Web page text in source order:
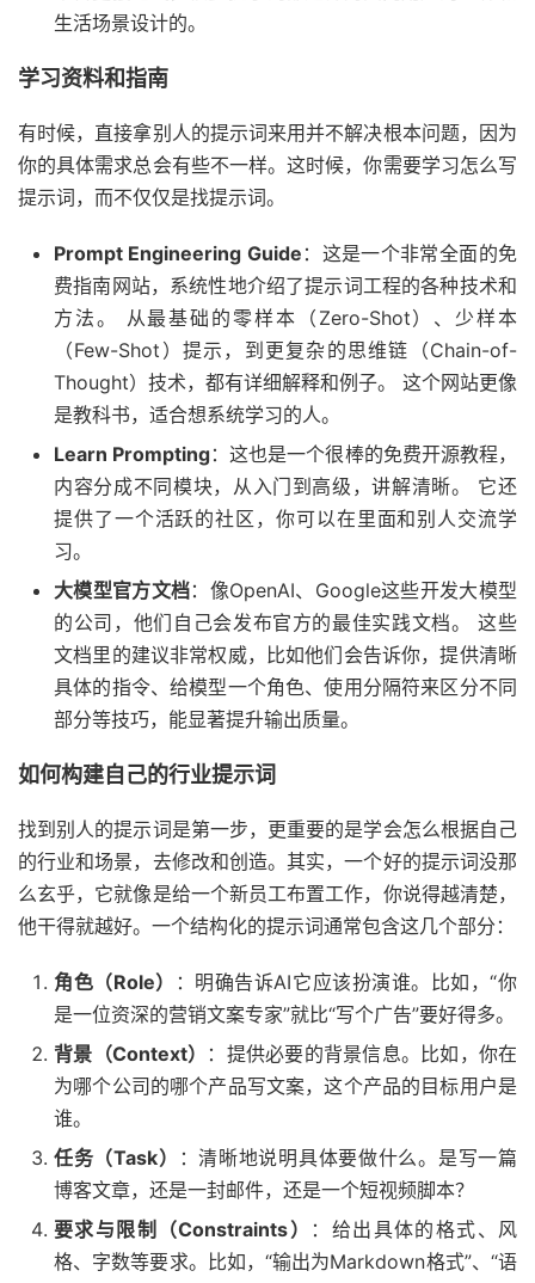
生活场景设计的。
学习资料和指南
有时候，直接拿别人的提示词来用并不解决根本问题，因为
你的具体需求总会有些不一样。这时候，你需要学习怎么写
提示词，而不仅仅是找提示词。
Prompt Engineering Guide ：这是一个非常全面的免
费指南网站，系统性地介绍了提示词工程的各种技术和
方法。 从最基础的零样本（Zero-Shot）、少样本
（Few-Shot）提示，到更复杂的思维链（Chain-of-
Thought）技术，都有详细解释和例子。 这个网站更像
是教科书，适合想系统学习的人。
Learn Prompting：这也是一个很棒的免费开源教程，
内容分成不同模块，从入门到高级，讲解清晰。 它还
提供了一个活跃的社区，你可以在里面和别人交流学
习。
大模型官方文档：像OpenAI、Google这些开发大模型
的公司，他们自己会发布官方的最佳实践文档。 这些
文档里的建议非常权威，比如他们会告诉你，提供清晰
具体的指令、给模型一个角色、使用分隔符来区分不同
部分等技巧，能显著提升输出质量。
如何构建自己的行业提示词
找到别人的提示词是第一步，更重要的是学会怎么根据自己
的行业和场景，去修改和创造。其实，一个好的提示词没那
么玄乎，它就像是给一个新员工布置工作，你说得越清楚，
他干得就越好。一个结构化的提示词通常包含这几个部分：
角色（Role）
：明确告诉AI它应该扮演谁。比如，“你
是一位资深的营销文案专家”就比“写个广告”要好得多。
背景（Context）
：提供必要的背景信息。比如，你在
为哪个公司的哪个产品写文案，这个产品的目标用户是
谁。
任务（Task）
：清晰地说明具体要做什么。是写一篇
博客文章，还是一封邮件，还是一个短视频脚本？
要求与限制（Constraints）
：给出具体的格式、风
格、字数等要求。比如，“输出为Markdown格式”、“语